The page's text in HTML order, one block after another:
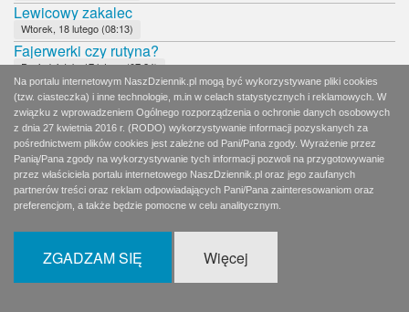
Lewicowy zakalec
Wtorek, 18 lutego (08:13)
Fajerwerki czy rutyna?
Poniedziałek, 17 lutego (07:24)
Wyborcza ostrożność i powściągliwość
Niedziela, 16 lutego (08:30)
Karygodne niedopatrzenie ochrony Prezydenta RP
Sobota, 15 lutego (12:21)
Nie ma żadnego centrum
Piątek, 14 lutego (08:07)
Biedroniowi nie wadzą ludobójcy
Środa, 12 lutego (08:07)
Papieski tort zamiast kremówki
Na portalu internetowym NaszDziennik.pl mogą być wykorzystywane pliki cookies
(tzw. ciasteczka) i inne technologie, m.in w celach statystycznych i reklamowych. W
związku z wprowadzeniem Ogólnego rozporządzenia o ochronie danych osobowych
z dnia 27 kwietnia 2016 r. (RODO) wykorzystywanie informacji pozyskanych za
pośrednictwem plików cookies jest zależne od Pani/Pana zgody. Wyrażenie przez
Panią/Pana zgody na wykorzystywanie tych informacji pozwoli na przygotowywanie
przez właściciela portalu internetowego NaszDziennik.pl oraz jego zaufanych
partnerów treści oraz reklam odpowiadających Pani/Pana zainteresowaniom oraz
preferencjom, a także będzie pomocne w celu analitycznym.
ZGADZAM SIĘ Więcej